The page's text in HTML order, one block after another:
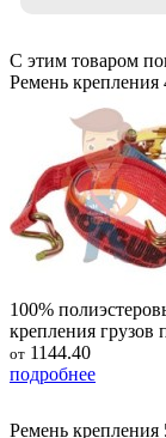
С этим товаром
Ремень крепления
100%
крепления
от 1144.40
подробнее
Ремень крепления